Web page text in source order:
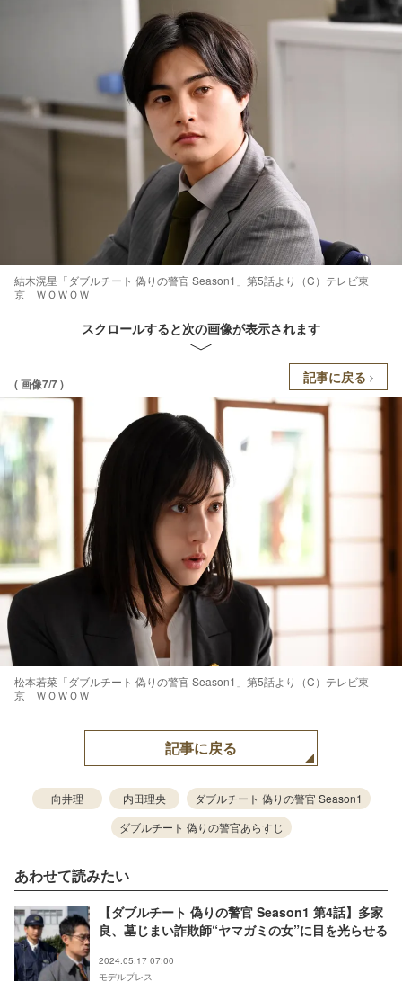
結木滉星「ダブルチート 偽りの警官 Season1」第5話より（C）テレビ東
京 ＷＯＷＯＷ
スクロールすると次の画像が表示されます
( 画像7/7 ) 記事に戻る
松本若菜「ダブルチート 偽りの警官 Season1」第5話より（C）テレビ東
京 ＷＯＷＯＷ
記事に戻る
向井理 内田理央
ダブルチート 偽りの警官 Season1
ダブルチート 偽りの警官あらすじ
あわせて読みたい
【ダブルチート 偽りの警官 Season1 第4話】多家
良、墓じまい詐欺師“ヤマガミの女”に目を光らせる
2024.05.17 07:00
モデルプレス